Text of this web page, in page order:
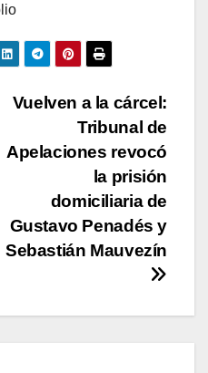
Vuelven a la cárcel:
Tribunal de
Apelaciones revocó
la prisión
domiciliaria de
Gustavo Penadés y
Sebastián Mauvezín